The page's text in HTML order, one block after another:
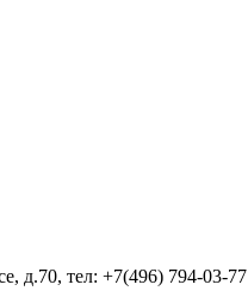
д.70, тел: +7(496) 794-03-77